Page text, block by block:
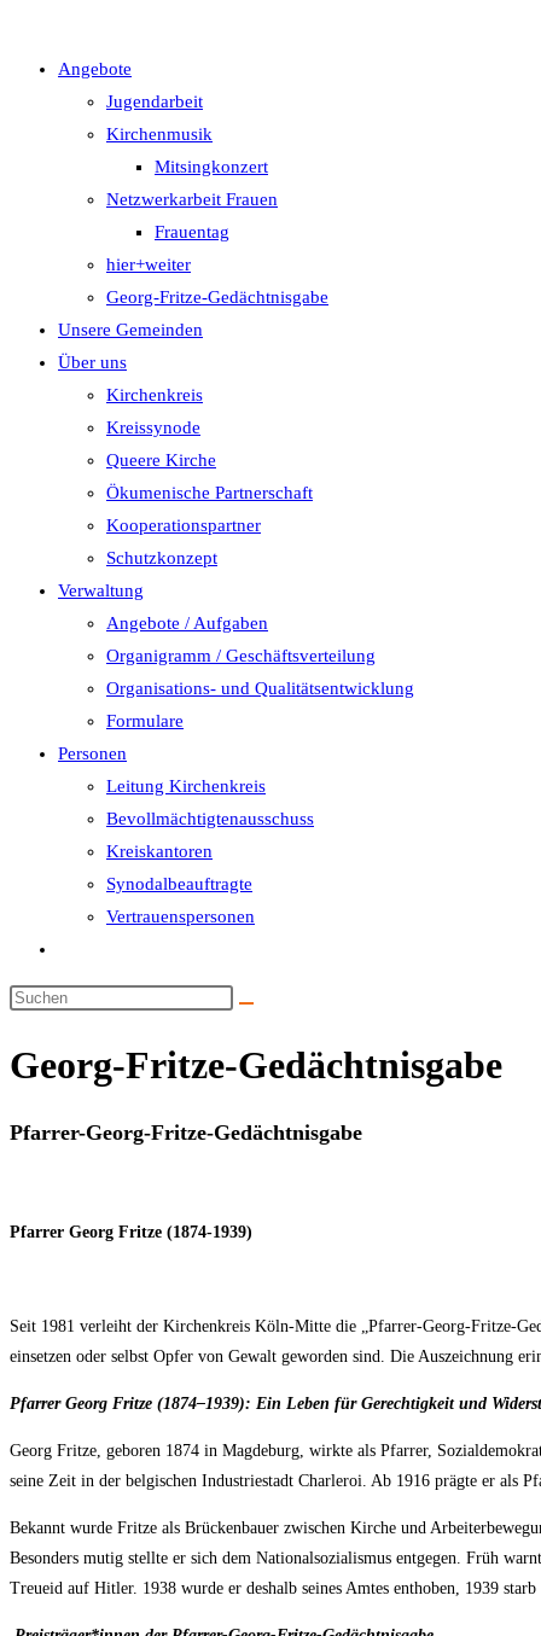
UMSCHALTEN
Angebote
Jugendarbeit
Kirchenmusik
Mitsingkonzert
Netzwerkarbeit Frauen
Frauentag
hier+weiter
Georg-Fritze-Gedächtnisgabe
Unsere Gemeinden
Über uns
Kirchenkreis
Kreissynode
Queere Kirche
Ökumenische Partnerschaft
Kooperationspartner
Schutzkonzept
Verwaltung
Angebote / Aufgaben
Organigramm / Geschäftsverteilung
Organisations- und Qualitätsentwicklung
Formulare
Personen
Leitung Kirchenkreis
Bevollmächtigtenausschuss
Kreiskantoren
Synodalbeauftragte
Vertrauenspersonen
umschalten
Georg-Fritze-Gedächtnisgabe
Pfarrer-Georg-Fritze-Gedächtnisgabe
Pfarrer Georg Fritze (1874-1939)
Seit 1981 verleiht der Kirchenkreis Köln-Mitte die „Pfarrer-Georg-Fritze-
einsetzen oder selbst Opfer von Gewalt geworden sind. Die Auszeichnung
Pfarrer Georg Fritze (1874–1939): Ein Leben für Gerechtigkeit und
Georg Fritze, geboren 1874 in Magdeburg, wirkte als Pfarrer,
seine Zeit in der belgischen Industriestadt Charleroi. Ab 1916 prägte er als
Bekannt wurde Fritze als Brückenbauer zwischen Kirche und
Besonders mutig stellte er sich dem Nationalsozialismus entgegen. Früh
Treueid auf Hitler. 1938 wurde er deshalb seines Amtes enthoben, 1939